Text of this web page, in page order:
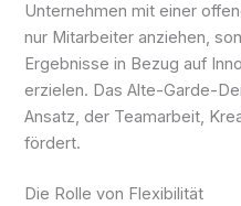
Unternehmen mit einer
nur Mitarbeiter anziehen,
Ergebnisse in Bezug auf
erzielen. Das Alte-Garde-
Ansatz, der Teamarbeit,
fördert.
Die Rolle von Flexibilität